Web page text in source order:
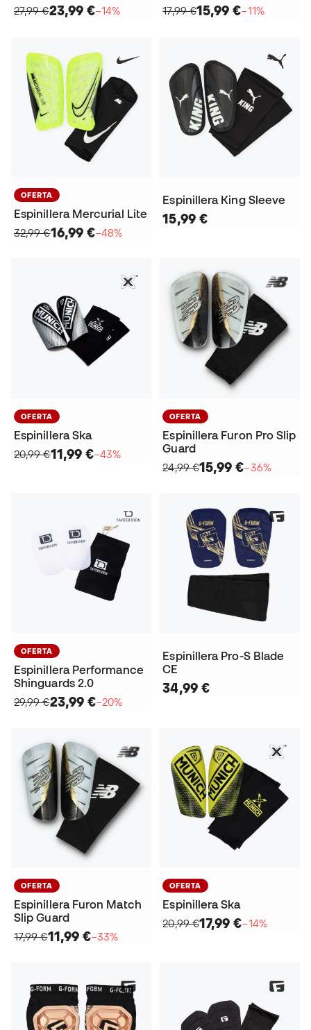
27,99 €23,99 €−14% 17,99 €15,99 €−11%
OFERTA
Espinillera Mercurial Lite
32,99 €16,99 €−48%
Espinillera King Sleeve
15,99 €
OFERTA
Espinillera Ska
20,99 €11,99 €−43%
OFERTA
Espinillera Furon Pro Slip
Guard
24,99 €15,99 €−36%
OFERTA
Espinillera Performance
Shinguards 2.0
29,99 €23,99 €−20%
Espinillera Pro-S Blade
CE
34,99 €
OFERTA
Espinillera Furon Match
Slip Guard
17,99 €11,99 €−33%
OFERTA
Espinillera Ska
20,99 €17,99 €−14%